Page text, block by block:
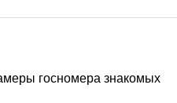
госномера знакомых